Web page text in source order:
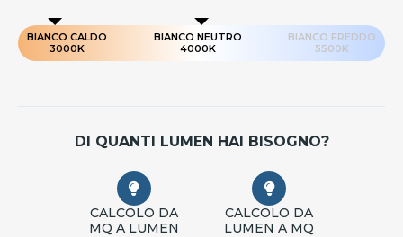
BIANCO CALDO
3000K
BIANCO NEUTRO
4000K
BIANCO FREDDO
5500K
DI QUANTI LUMEN HAI BISOGNO?
CALCOLO DA
MQ A LUMEN
CALCOLO DA
LUMEN A MQ